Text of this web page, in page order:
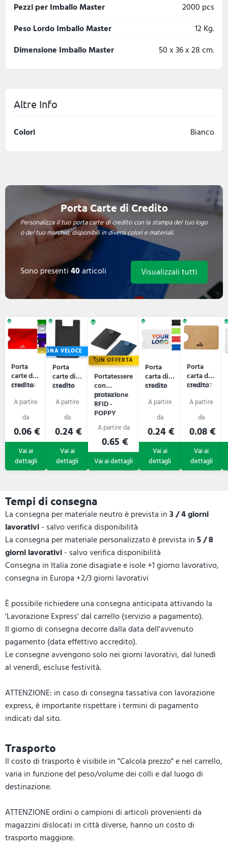
Pezzi per Imballo Master
2000 pcs
Peso Lordo Imballo Master
12 Kg.
Dimensione Imballo Master
50 x 36 x 28 cm.
Altre Info
Colori Bianco
Porta Carte di Credito
Personalizza il tuo porta carte di credito con la stampa del tuo logo
o del tuo marchio, disponibili in diversi colori e materiali.
Sono presenti40articoli Visualizzali tutti
Porta
carte di
credito
55N81749
0.06 €
CONSEGNA VELOCE
Porta
carte di
credito
SILICARD
55A8736
0.24 €
IN OFFERTA
Portatessere
con
protezione
RFID -
POPPY
55L93265
0.65 €
Porta
carta di
credito
Yara
55B7252
0.24 €
Porta
carta di
credito
PAFFIX
55N22527
0.08 €
Tempi di consegna
La consegna per materiale neutro è prevista in3 / 4 giorni
lavorativi- salvo verifica disponibilità
La consegna per materiale personalizzato è prevista in5 / 8
giorni lavorativi- salvo verifica disponibilità
Consegna in Italia zone disagiate e isole +1 giorno lavorativo,
consegna in Europa +2/3 giorni lavorativi
È possibile richiedere una consegna anticipata attivando la
'Lavorazione Express' dal carrello (servizio a pagamento).
Il giorno di consegna decorre dalla data dell'avvenuto
pagamento (data effettivo accredito).
Le consegne avvengono solo nei giorni lavorativi, dal lunedì
al venerdì, escluse festività.
ATTENZIONE: in caso di consegna tassativa con lavorazione
express, è importante rispettare i termini di pagamento
indicati dal sito.
Trasporto
Il costo di trasporto è visibile in "Calcola prezzo" e nel carrello,
varia in funzione del peso/volume dei colli e dal luogo di
destinazione.
ATTENZIONE ordini o campioni di articoli provenienti da
magazzini dislocati in città diverse, hanno un costo di
trasporto maggiore.